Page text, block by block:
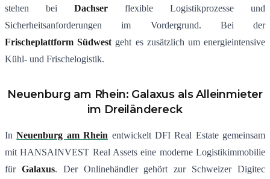
stehen bei Dachser flexible Logistikprozesse und
Sicherheitsanforderungen im Vordergrund. Bei der
Frischeplattform Südwest geht es zusätzlich um energieintensive
Kühl- und Frischelogistik.
Neuenburg am Rhein: Galaxus als Alleinmieter
im Dreiländereck
InNeuenburg am Rhein entwickelt DFI Real Estate gemeinsam
mit HANSAINVEST Real Assets eine moderne Logistikimmobilie
für Galaxus. Der Onlinehändler gehört zur Schweizer Digitec